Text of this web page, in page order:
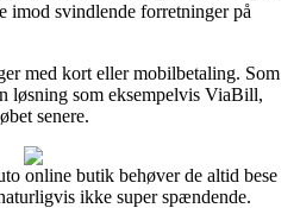
imod svindlende forretninger på
med kort eller mobilbetaling. Som
løsning som eksempelvis ViaBill,
senere.
online butik behøver de altid bese
ikke super spændende.